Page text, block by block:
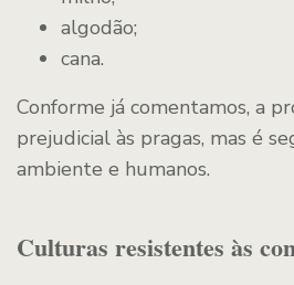
algodão;
cana.
Conforme já comentamos, a
prejudicial às pragas, mas é
ambiente e humanos.
Culturas resistentes às